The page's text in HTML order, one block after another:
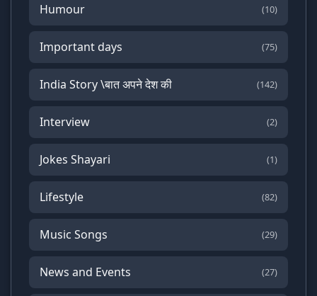
Humour (10)
Important days (75)
India Story \बात अपने देश की (142)
Interview (2)
Jokes Shayari (1)
Lifestyle (82)
Music Songs (29)
News and Events (27)